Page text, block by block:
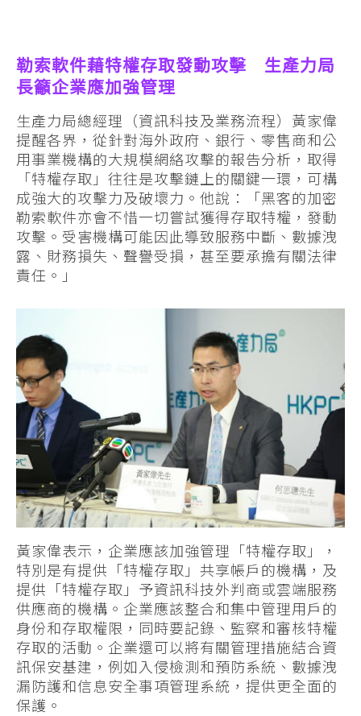
勒索軟件藉特權存取發動攻擊 生產力局
長籲企業應加強管理
生產力局總經理（資訊科技及業務流程）黃家偉
提醒各界，從針對海外政府、銀行、零售商和公
用事業機構的大規模網絡攻擊的報告分析，取得
「特權存取」往往是攻擊鏈上的關鍵一環，可構
成強大的攻擊力及破壞力。他說：「黑客的加密
勒索軟件亦會不惜一切嘗試獲得存取特權，發動
攻擊。受害機構可能因此導致服務中斷、數據洩
露、財務損失、聲譽受損，甚至要承擔有關法律
責任。」
黃家偉表示，企業應該加強管理「特權存取」，
特別是有提供「特權存取」共享帳戶的機構，及
提供「特權存取」予資訊科技外判商或雲端服務
供應商的機構。企業應該整合和集中管理用戶的
身份和存取權限，同時要記錄、監察和審核特權
存取的活動。企業還可以將有關管理措施結合資
訊保安基建，例如入侵檢測和預防系統、數據洩
漏防護和信息安全事項管理系統，提供更全面的
保護。